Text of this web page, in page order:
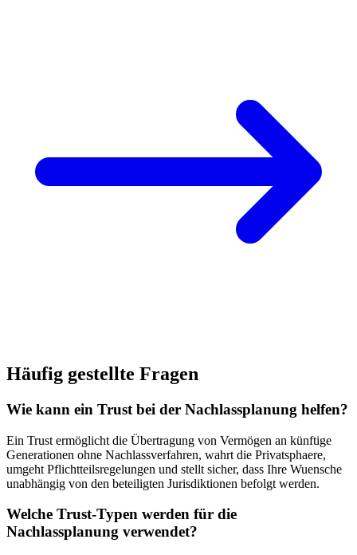
Häufig gestellte Fragen
Wie kann ein Trust bei der Nachlassplanung helfen?
Ein Trust ermöglicht die Übertragung von Vermögen an künftige
Generationen ohne Nachlassverfahren, wahrt die Privatsphaere,
umgeht Pflichtteilsregelungen und stellt sicher, dass Ihre Wuensche
unabhängig von den beteiligten Jurisdiktionen befolgt werden.
Welche Trust-Typen werden für die
Nachlassplanung verwendet?